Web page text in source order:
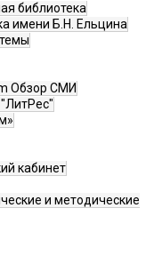
библиотека
имени Б.Н. Ельцина
Обзор СМИ
кабинет
и методические